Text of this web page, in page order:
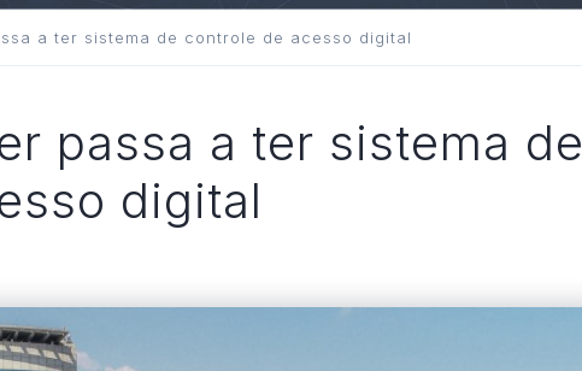
a ter sistema de controle de acesso digital
passa a ter sistema de
digital